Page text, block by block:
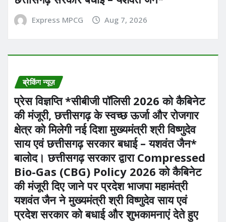
Express MPCG Aug 7, 2026
ब्रेकिंग न्यूज़
प्रेस विज्ञप्ति *सीबीजी पॉलिसी 2026 को कैबिनेट
की मंजूरी, छत्तीसगढ़ के स्वच्छ ऊर्जा और रोजगार
क्षेत्र को मिलेगी नई दिशा मुख्यमंत्री श्री विष्णुदेव
साय एवं छत्तीसगढ़ सरकार बधाई – यशवंत जैन*
बालोद। छत्तीसगढ़ सरकार द्वारा Compressed
Bio-Gas (CBG) Policy 2026 को कैबिनेट
की मंजूरी दिए जाने पर प्रदेश भाजपा महामंत्री
यशवंत जैन ने मुख्यमंत्री श्री विष्णुदेव साय एवं
प्रदेश सरकार को बधाई और शुभकामनाएं देते हुए